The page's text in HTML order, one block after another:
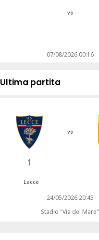
vs
07/08/2026 00:16
Ultima partita
1
vs
Lecce
24/05/2026 20:45
Stadio "Via del Mare"